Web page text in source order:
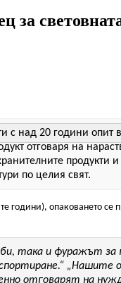
за
над 20 години опит
отговаря на
продукти
по целия свят.
години), опаковането
така и фуражът за
„Нашите
отговарят на